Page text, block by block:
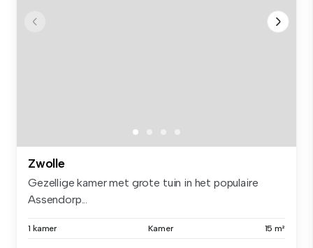
Zwolle
Gezellige kamer met grote tuin in het populaire
Assendorp...
1 kamer Kamer 15 m²